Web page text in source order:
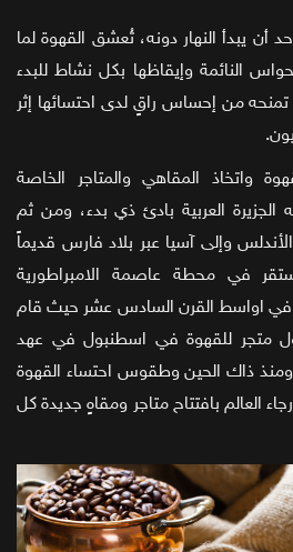
أن يبدأ النهار دونه، تُعشق القهوة لما
النائمة وإيقاظها بكل نشاط للبدء
تمنحه من إحساس راقٍ لدى احتسائها إثر
واتخاذ المقاهي والمتاجر الخاصة
العربية بادئ ذي بدء، ومن ثم
وإلى آسيا عبر بلاد فارس قديماً
في محطة عاصمة الامبراطورية
عام 1555 ميلادي في اواسط القرن السادس عشر حيث قام
متجر للقهوة في اسطنبول في عهد
ومنذ ذاك الحين وطقوس احتساء القهوة
العالم بافتتاح متاجر ومقاهٍ جديدة كل